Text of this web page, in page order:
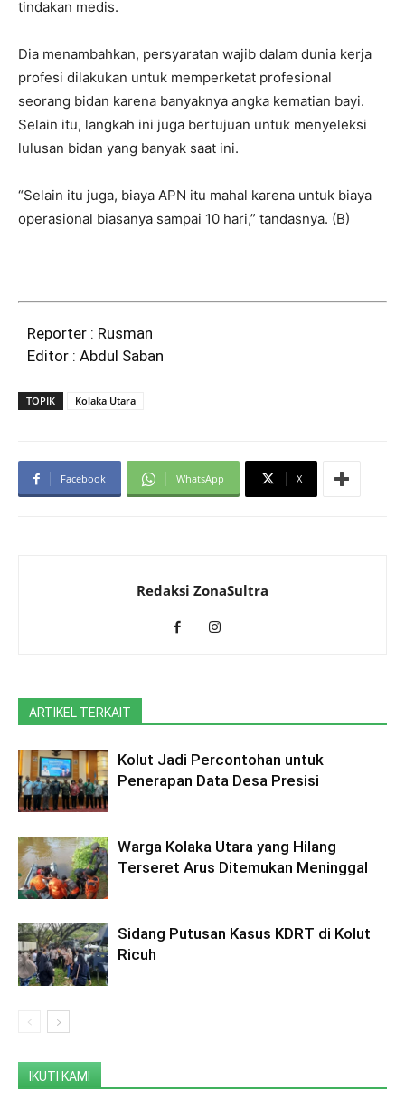
tindakan medis.
Dia menambahkan, persyaratan wajib dalam dunia kerja
profesi dilakukan untuk memperketat profesional
seorang bidan karena banyaknya angka kematian bayi.
Selain itu, langkah ini juga bertujuan untuk menyeleksi
lulusan bidan yang banyak saat ini.
“Selain itu juga, biaya APN itu mahal karena untuk biaya
operasional biasanya sampai 10 hari,” tandasnya. (B)
Reporter : Rusman
Editor : Abdul Saban
TOPIK Kolaka Utara
Facebook WhatsApp X
Redaksi ZonaSultra
ARTIKEL TERKAIT
Kolut Jadi Percontohan untuk
Penerapan Data Desa Presisi
Warga Kolaka Utara yang Hilang
Terseret Arus Ditemukan Meninggal
Sidang Putusan Kasus KDRT di Kolut
Ricuh
IKUTI KAMI